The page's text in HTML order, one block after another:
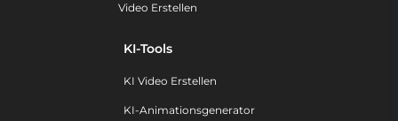
Video Erstellen
KI-Tools
KI Video Erstellen
KI-Animationsgenerator